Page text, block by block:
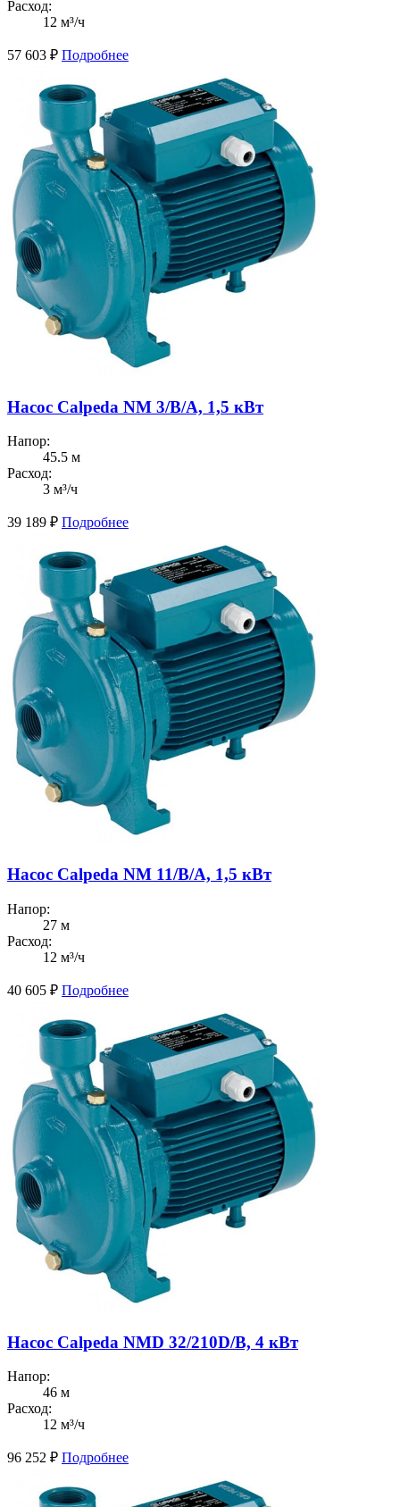
Расход:
12 м³/ч
57 603 ₽ Подробнее
Насос Calpeda NM 3/B/A, 1,5 кВт
Напор:
45.5 м
Расход:
3 м³/ч
39 189 ₽ Подробнее
Насос Calpeda NM 11/B/A, 1,5 кВт
Напор:
27 м
Расход:
12 м³/ч
40 605 ₽ Подробнее
Насос Calpeda NMD 32/210D/B, 4 кВт
Напор:
46 м
Расход:
12 м³/ч
96 252 ₽ Подробнее